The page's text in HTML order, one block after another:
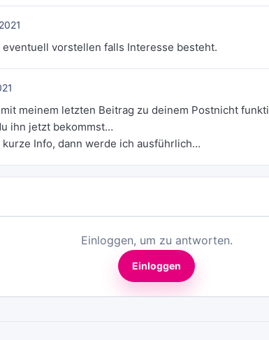
eventuell vorstellen falls Interesse besteht.
meinem letzten Beitrag zu deinem Postnicht
ihn jetzt bekommst…
kurze Info, dann werde ich ausführlich…
Einloggen, um zu antworten.
Einloggen